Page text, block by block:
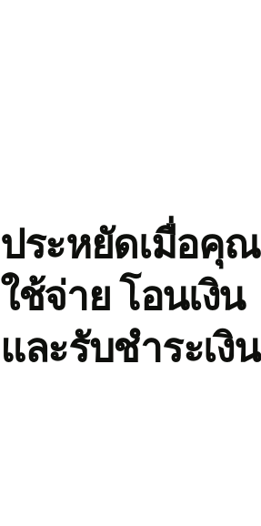
ประหยัดเมื่อคุณ
ใช้จ่าย โอนเงิน
และรับชำระเงิน